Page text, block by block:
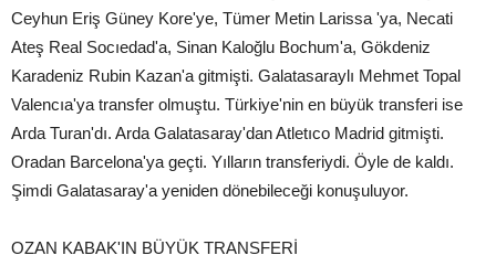
Ceyhun Eriş Güney Kore'ye, Tümer Metin Larissa 'ya, Necati
Ateş Real Socıedad'a, Sinan Kaloğlu Bochum'a, Gökdeniz
Karadeniz Rubin Kazan'a gitmişti. Galatasaraylı Mehmet Topal
Valencıa'ya transfer olmuştu. Türkiye'nin en büyük transferi ise
Arda Turan'dı. Arda Galatasaray'dan Atletıco Madrid gitmişti.
Oradan Barcelona'ya geçti. Yılların transferiydi. Öyle de kaldı.
Şimdi Galatasaray'a yeniden dönebileceği konuşuluyor.
OZAN KABAK'IN BÜYÜK TRANSFERİ